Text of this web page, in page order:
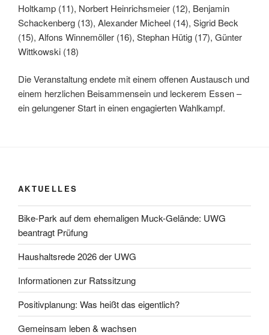
Holtkamp (11), Norbert Heinrichsmeier (12), Benjamin
Schackenberg (13), Alexander Micheel (14), Sigrid Beck
(15), Alfons Winnemöller (16), Stephan Hütig (17), Günter
Wittkowski (18)
Die Veranstaltung endete mit einem offenen Austausch und
einem herzlichen Beisammensein und leckerem Essen –
ein gelungener Start in einen engagierten Wahlkampf.
AKTUELLES
Bike-Park auf dem ehemaligen Muck-Gelände: UWG
beantragt Prüfung
Haushaltsrede 2026 der UWG
Informationen zur Ratssitzung
Positivplanung: Was heißt das eigentlich?
Gemeinsam leben & wachsen